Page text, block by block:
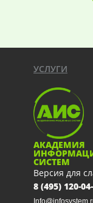
УСЛУГИ
АКАДЕМИЯ
СИСТЕМ
Версия для
8 (495) 120-